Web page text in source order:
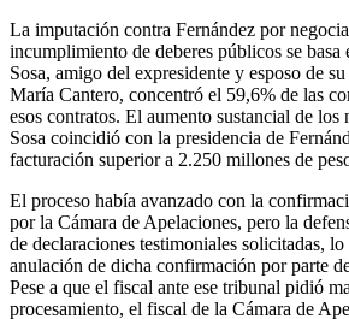
La imputación contra Fernández por
incumplimiento de deberes públicos se
Sosa, amigo del expresidente y esposo de
María Cantero, concentró el 59,6% de las
esos contratos. El aumento sustancial de
Sosa coincidió con la presidencia de
facturación superior a 2.250 millones de
El proceso había avanzado con la
por la Cámara de Apelaciones, pero la
de declaraciones testimoniales solicitadas,
anulación de dicha confirmación por parte
Pese a que el fiscal ante ese tribunal pidió
procesamiento, el fiscal de la Cámara de